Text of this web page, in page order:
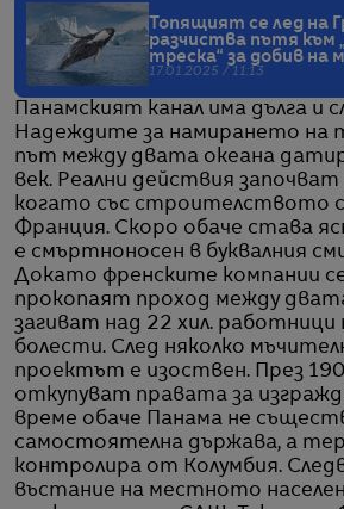
Топящият се лед на
разчиства пътя към
треска“ за добив на
17.01.2025 / 11:13
Панамският канал има дълга и
Надеждите за намирането на
път между двата океана
век. Реални действия започват
когато със строителството
Франция. Скоро обаче става
е смъртноносен в буквалния
Докато френските компании
прокопаят проход между
загиват над 22 хил. работници
болести. След няколко
проектът е изоствен. През
откупуват правата за
време обаче Панама не
самостоятелна държава, а
контролира от Колумбия.
въстание на местното